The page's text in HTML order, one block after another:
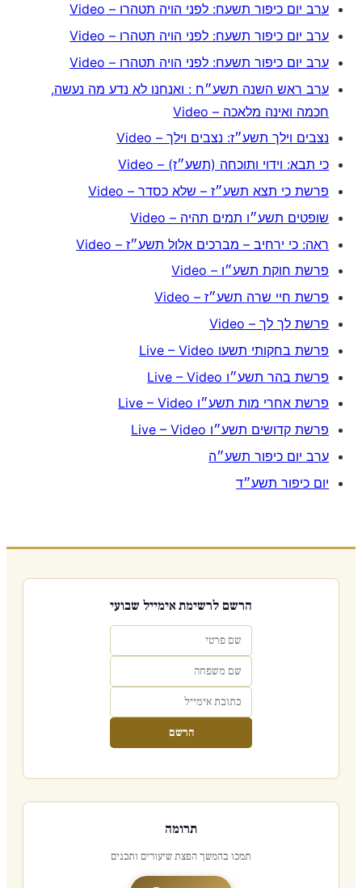
ערב יום כיפור תשעח: לפני הויה תטהרו – Video
ערב יום כיפור תשעח: לפני הויה תטהרו – Video
ערב יום כיפור תשעח: לפני הויה תטהרו – Video
ערב ראש השנה תשע״ח : ואנחנו לא נדע מה נעשה,
חכמה ואינה מלאכה – Video
נצבים וילך תשע״ז: נצבים וילך – Video
כי תבא: וידוי ותוכחה (תשע״ז) – Video
פרשת כי תצא תשע״ז – שלא כסדר – Video
שופטים תשע״ו תמים תהיה – Video
ראה: כי ירחיב – מברכים אלול תשע״ז – Video
פרשת חוקת תשע״ו – Video
פרשת חיי שרה תשע״ז – Video
פרשת לך לך – Video
פרשת בחקותי תשעו Live – Video
פרשת בהר תשע״ו Live – Video
פרשת אחרי מות תשע״ו Live – Video
פרשת קדושים תשע״ו Live – Video
ערב יום כיפור תשע״ה
יום כיפור תשע״ד
הרשם לרשימת אימייל שבועי
הרשם
תרומה
תמכו בהמשך הפצת שיעורים ותכנים